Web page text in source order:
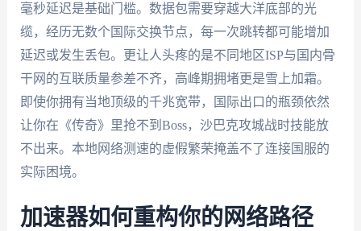
毫秒延迟是基础门槛。数据包需要穿越大洋底部的光
缆，经历无数个国际交换节点，每一次跳转都可能增加
延迟或发生丢包。更让人头疼的是不同地区ISP与国内骨
干网的互联质量参差不齐，高峰期拥堵更是雪上加霜。
即使你拥有当地顶级的千兆宽带，国际出口的瓶颈依然
让你在《传奇》里抢不到Boss，沙巴克攻城战时技能放
不出来。本地网络测速的虚假繁荣掩盖不了连接国服的
实际困境。
加速器如何重构你的网络路径